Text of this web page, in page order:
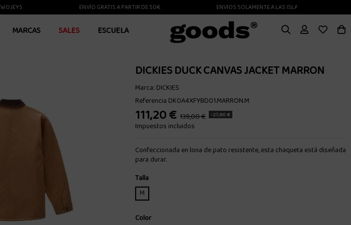
ENVÍO GRATIS A PARTIR DE 50€ ENVIOS SOLAMENTE A LAS ISLAS CANARIAS
MARCAS SALES ESCUELA
DICKIES DUCK CANVAS JACKET MARRON
Marca: DICKIES
Referencia DK0A4XFYBD01.MARRON.M
111,20 € 139,00 € -27,80 €
Impuestos incluidos
Confeccionada en lona de pato resistente, esta chaqueta está diseñada
para durar.
Talla
M
Color